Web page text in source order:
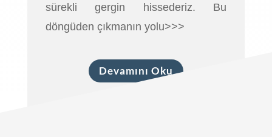
sürekli gergin hissederiz. Bu
döngüden çıkmanın yolu>>>
Devamını Oku